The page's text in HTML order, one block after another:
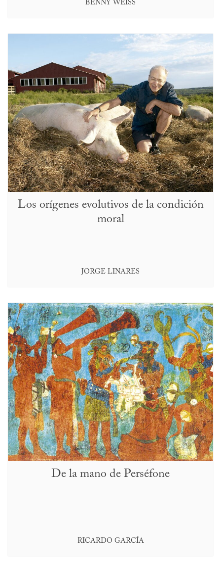
BENNY WEISS
Los orígenes evolutivos de la condición
moral
JORGE LINARES
De la mano de Perséfone
RICARDO GARCÍA